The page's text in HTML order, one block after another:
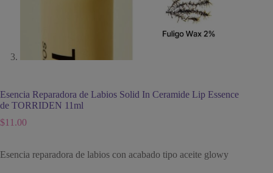
Esencia Reparadora de Labios Solid In Ceramide Lip Essence
de TORRIDEN 11ml
$11.00
Esencia reparadora de labios con acabado tipo aceite glowy